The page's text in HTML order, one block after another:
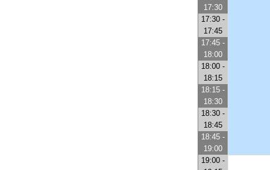
17:30
17:30 -
17:45
17:45 -
18:00
18:00 -
18:15
18:15 -
18:30
18:30 -
18:45
18:45 -
19:00
19:00 -